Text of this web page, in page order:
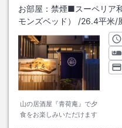
お部屋： 禁煙■スーペリア
モンズベッド）
/26.4平米/
山の居酒屋『青荷庵』で夕
食をお楽しみいただけます